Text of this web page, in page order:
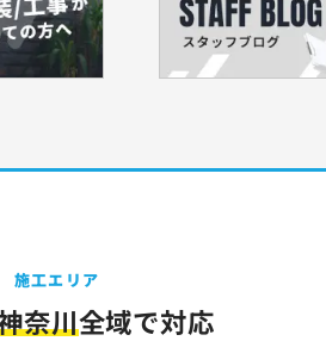
施工エリア
奈川全域で対応